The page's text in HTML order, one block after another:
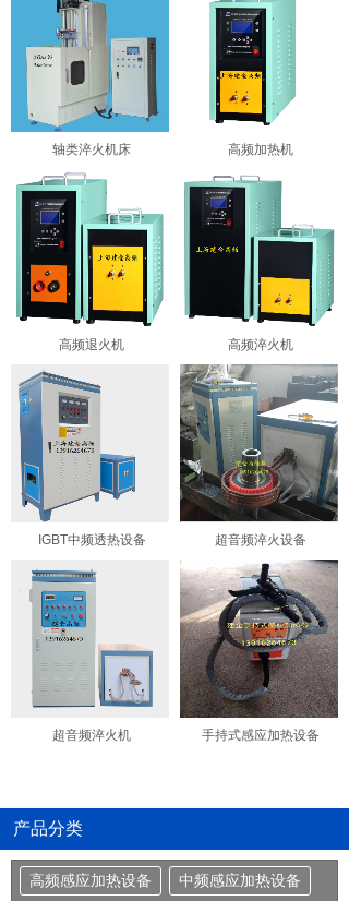
轴类淬火机床 高频加热机
高频退火机 高频淬火机
IGBT中频透热设备 超音频淬火设备
超音频淬火机 手持式感应加热设备
产品分类
高频感应加热设备
中频感应加热设备